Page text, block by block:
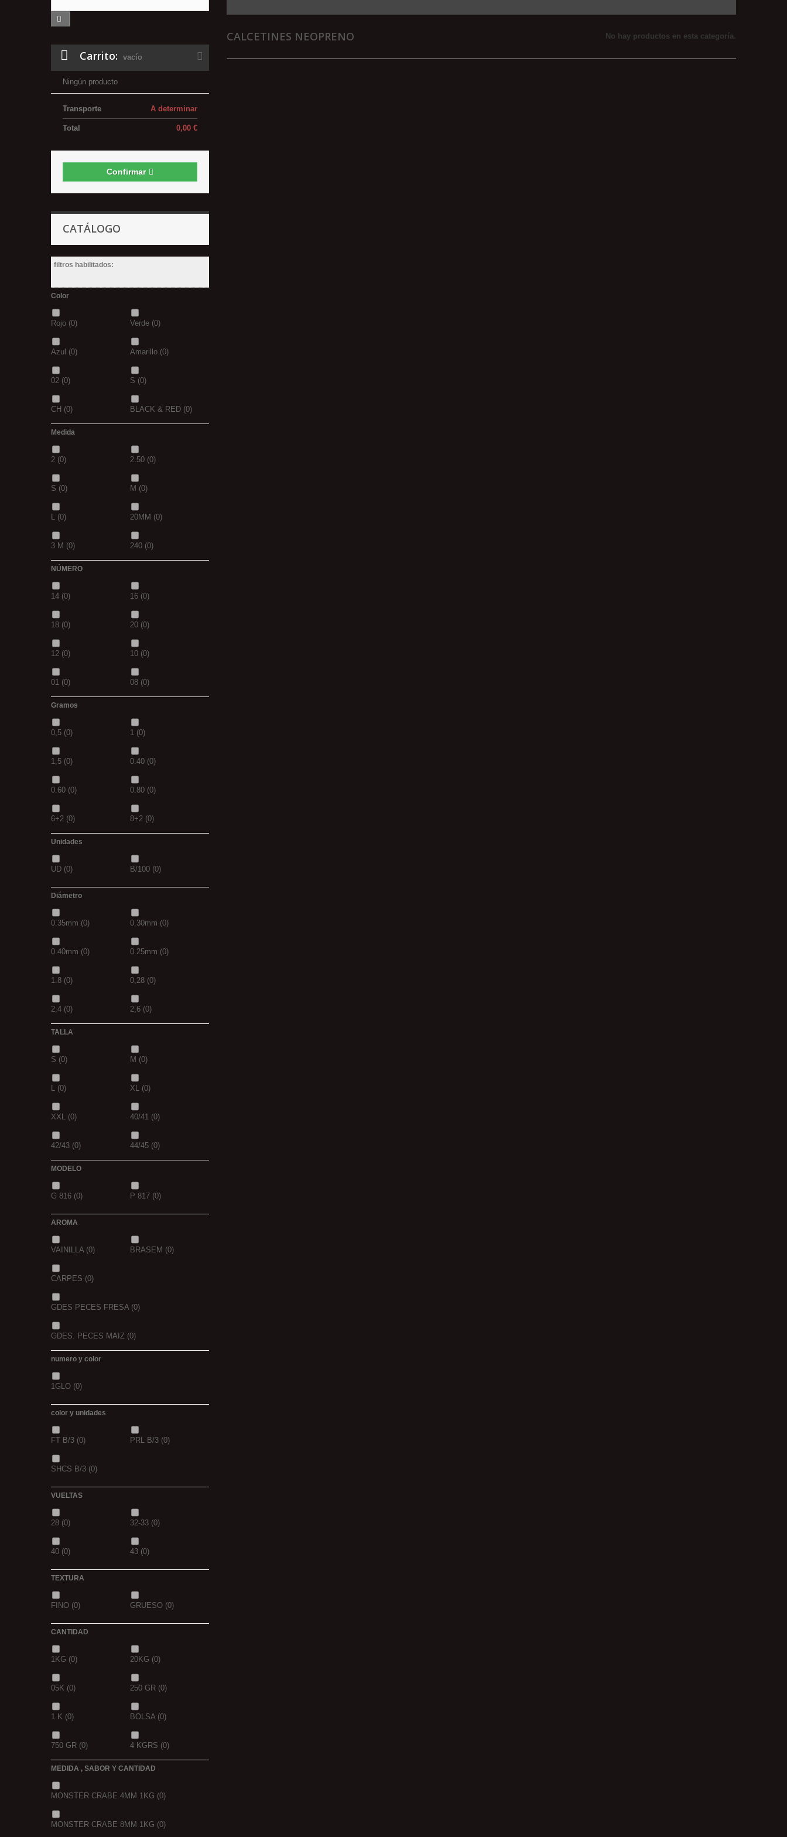
Carrito: vacío
Ningún producto
A determinar
Transporte
0,00 €
Total
Confirmar
CATÁLOGO
filtros habilitados:
Color
Rojo (0) Verde (0)
Azul (0) Amarillo (0)
02 (0) S (0)
CH (0) BLACK & RED (0)
(0) (0)
(0) (0)
(0)
(0) (0)
D.GREN PURPLE
18(0) blanca
Medida
2 (0) 2.50 (0)
S (0) M (0)
L (0) 20MM (0)
3 M (0) 240 (0)
(0) (0)
(0) (0)
8MM (0) 2 M (0)
(0) 30-25
35-30 1,10M
1,30M 2,5M
5/0 21MM
NÚMERO
14 (0) 16 (0)
18 (0) 20 (0)
12 (0) 10 (0)
01 (0) 08 (0)
(0) 3/0 (0)
(0) (0)
(0) (0)
(0) (0)
43(0) 44(0)
Gramos
0,5 (0) 1 (0)
1,5 (0) 0.40 (0)
0.60 (0) 0.80 (0)
6+2 (0) 8+2 (0)
(0) (0)
Unidades
UD (0) B/100 (0)
Diámetro
0.35mm (0) 0.30mm (0)
0.40mm (0) 0.25mm (0)
1.8 (0) 0,28 (0)
2,4 (0) 2,6 (0)
1,5 (0) (0)
2,3 (0)
TALLA
S (0) M (0)
L (0) XL (0)
XXL (0) 40/41 (0)
42/43 (0) 44/45 (0)
MODELO
G 816 (0) P 817 (0)
AROMA
VAINILLA(0) BRASEM (0)
CARPES (0)
GDES PECES FRESA(0)
GDES. PECES MAIZ (0)
GDES. PECES SCOPEX
TIGERNUTS
MIEL OCEAN LIVER
GOLDEN X
numero y color
1GLO (0)
color y unidades
FT B/3 (0) PRL B/3 (0)
SHCS B/3 (0)
VUELTAS
28 (0) 32-33 (0)
40 (0) 43 (0)
TEXTURA
FINO (0) GRUESO (0)
CANTIDAD
1KG (0) 20KG (0)
05K (0) 250 GR (0)
1 K (0) BOLSA(0)
750 GR (0) 4 KGRS (0)
(0)
MEDIDA , SABOR Y CANTIDAD
MONSTER CRABE 4MM 1KG (0)
MONSTER CRABE 8MM 1KG (0)
CALCETINES NEOPRENO No hay productos en esta categoría.